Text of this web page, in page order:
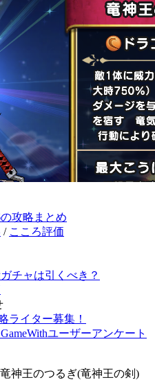
攻略まとめ
/ こころ評価
チャは引くべき？
ライター募集！
ユーザーアンケート
神王のつるぎ(竜神王の剣)